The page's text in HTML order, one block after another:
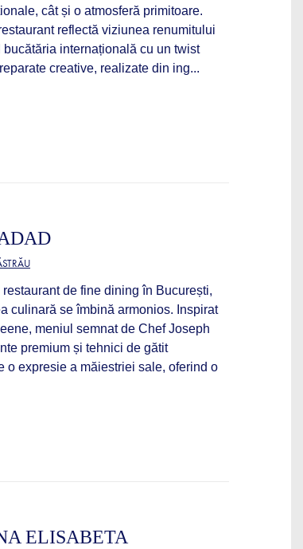
cât și o atmosferă primitoare.
reflectă viziunea renumitului
internațională cu un twist
creative, realizate din ing...
de fine dining în București,
culinară se îmbină armonios. Inspirat
meniul semnat de Chef Joseph
premium și tehnici de gătit
o expresie a măiestriei sale, oferind o
ELISABETA